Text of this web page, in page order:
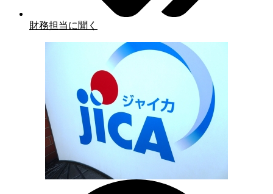
財務担当に聞く